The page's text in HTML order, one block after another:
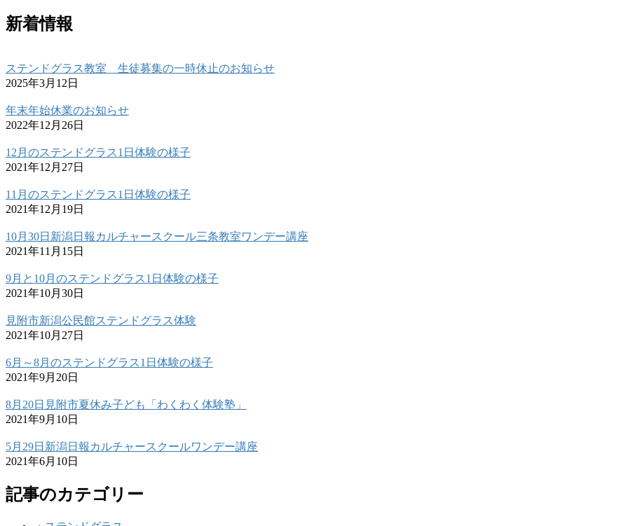
新着情報
ステンドグラス教室 生徒募集の一時休止のお知らせ
2025年3月12日
年末年始休業のお知らせ
2022年12月26日
12月のステンドグラス1日体験の様子
2021年12月27日
11月のステンドグラス1日体験の様子
2021年12月19日
10月30日新潟日報カルチャースクール三条教室ワンデー講座
2021年11月15日
9月と10月のステンドグラス1日体験の様子
2021年10月30日
見附市新潟公民館ステンドグラス体験
2021年10月27日
6月～8月のステンドグラス1日体験の様子
2021年9月20日
8月20日見附市夏休み子ども「わくわく体験塾」
2021年9月10日
5月29日新潟日報カルチャースクールワンデー講座
2021年6月10日
記事のカテゴリー